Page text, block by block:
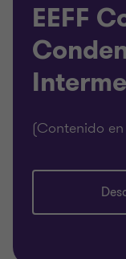
EEFF
(Contenido